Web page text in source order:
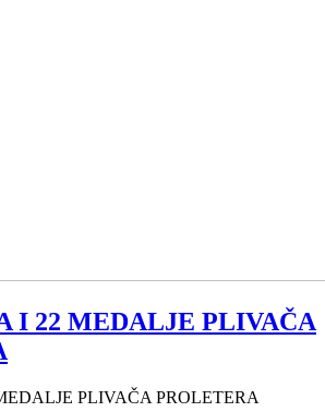
I 22 MEDALJE PLIVAČA
PLIVAČA PROLETERA